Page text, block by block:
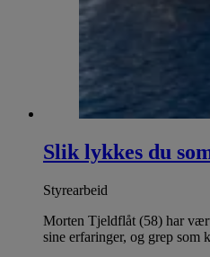
Slik lykkes du
Styrearbeid
Morten Tjeldflåt (58) har
sine erfaringer, og grep som